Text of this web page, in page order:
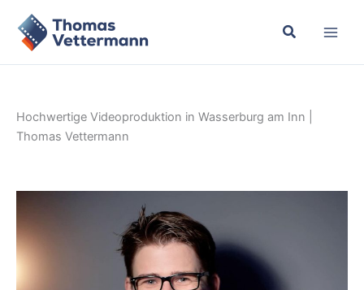
Inhalt
springen
Hochwertige Videoproduktion in Wasserburg am Inn |
Thomas Vettermann